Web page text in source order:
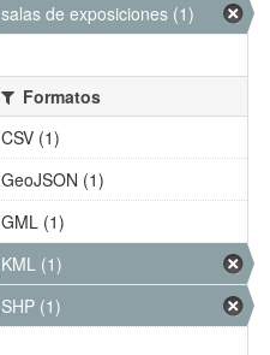
salas de exposiciones (1)
Formatos
CSV (1)
GeoJSON (1)
GML (1)
KML (1)
SHP (1)